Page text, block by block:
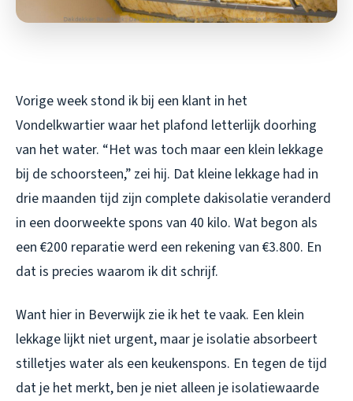
Vorige week stond ik bij een klant in het
Vondelkwartier waar het plafond letterlijk doorhing
van het water. “Het was toch maar een klein lekkage
bij de schoorsteen,” zei hij. Dat kleine lekkage had in
drie maanden tijd zijn complete dakisolatie veranderd
in een doorweekte spons van 40 kilo. Wat begon als
een €200 reparatie werd een rekening van €3.800. En
dat is precies waarom ik dit schrijf.
Want hier in Beverwijk zie ik het te vaak. Een klein
lekkage lijkt niet urgent, maar je isolatie absorbeert
stilletjes water als een keukenspons. En tegen de tijd
dat je het merkt, ben je niet alleen je isolatiewaarde